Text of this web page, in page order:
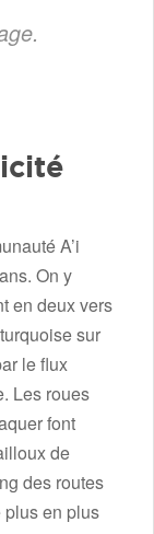
A’i
On y
en deux vers
sur
le flux
Les roues
font
de
des routes
en plus